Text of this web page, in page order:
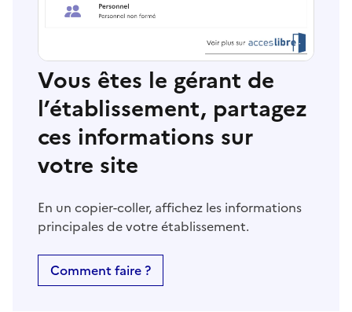
Vous êtes le gérant de
l’établissement, partagez
ces informations sur
votre site
En un copier-coller, affichez les informations
principales de votre établissement.
Comment faire ?